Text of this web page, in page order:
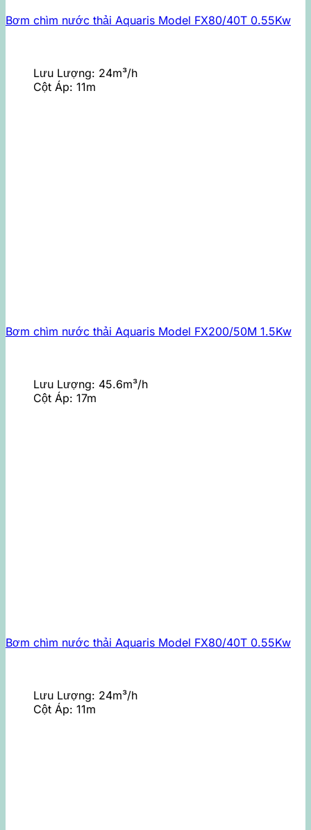
Bơm chìm nước thải Aquaris Model FX80/40T 0.55Kw
Lưu Lượng: 24m³/h
Cột Áp: 11m
Bơm chìm nước thải Aquaris Model FX200/50M 1.5Kw
Lưu Lượng: 45.6m³/h
Cột Áp: 17m
Bơm chìm nước thải Aquaris Model FX80/40T 0.55Kw
Lưu Lượng: 24m³/h
Cột Áp: 11m